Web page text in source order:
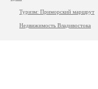
Туризм: Приморский маршрут
Недвижимость Владивостока